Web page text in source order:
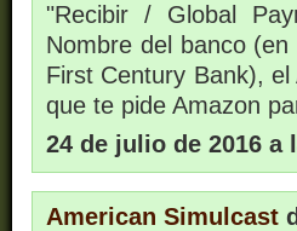
"Recibir / Global
Nombre del banco
First Century Bank),
que te pide Amazon
24 de julio de 2016 a
American Simulcast